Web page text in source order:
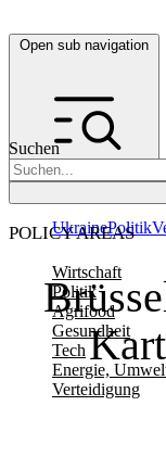
Open sub navigation
Suchen
POLICY AREAS
Wirtschaft
Politik
Agrifood
Gesundheit
Tech
Energie,
Verteidigung
UkrainePolitik